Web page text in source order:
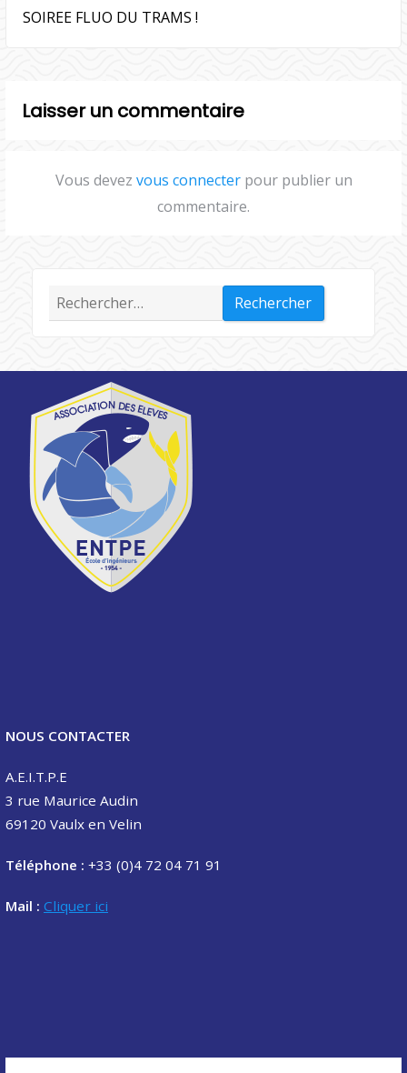
SOIREE FLUO DU TRAMS !
Laisser un commentaire
Vous devez vous connecterpour publier un
commentaire.
Rechercher :
NOUS CONTACTER
A.E.I.T.P.E
3 rue Maurice Audin
69120 Vaulx en Velin
Téléphone : +33 (0)4 72 04 71 91
Mail : Cliquer ici